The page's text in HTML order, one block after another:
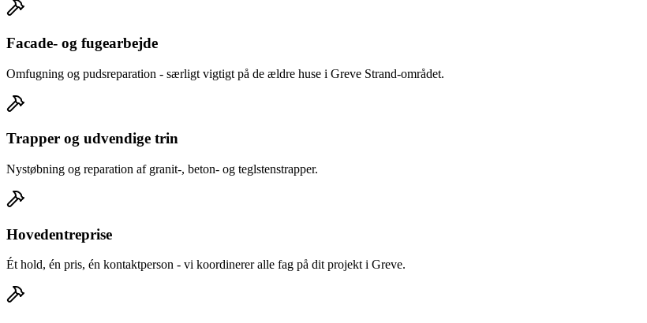
Facade- og fugearbejde
Omfugning og pudsreparation - særligt vigtigt på de ældre huse i Greve Strand-området.
Trapper og udvendige trin
Nystøbning og reparation af granit-, beton- og teglstenstrapper.
Hovedentreprise
Ét hold, én pris, én kontaktperson - vi koordinerer alle fag på dit projekt i Greve.